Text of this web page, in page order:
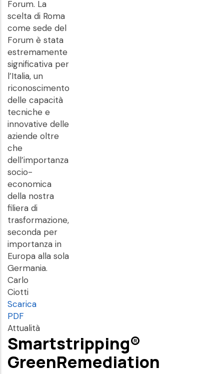
Forum. La
scelta di Roma
come sede del
Forum è stata
estremamente
significativa per
l’Italia, un
riconoscimento
delle capacità
tecniche e
innovative delle
aziende oltre
che
dell’importanza
socio-
economica
della nostra
filiera di
trasformazione,
seconda per
importanza in
Europa alla sola
Germania.
Carlo
Ciotti
Scarica
PDF
Attualità
Smartstripping®
GreenRemediation